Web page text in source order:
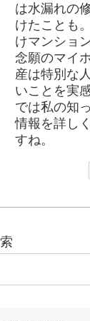
は水漏れの
けたことも
けマンショ
念願のマイ
産は特別な
いことを実
では私の知
情報を詳し
すね。